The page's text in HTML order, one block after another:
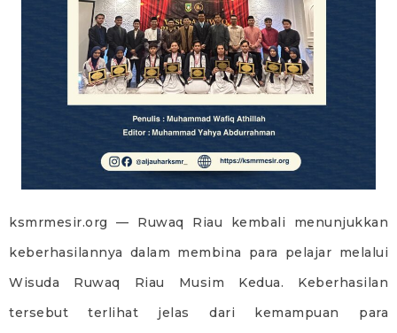
ksmrmesir.org — Ruwaq Riau kembali menunjukkan
keberhasilannya dalam membina para pelajar melalui
Wisuda Ruwaq Riau Musim Kedua. Keberhasilan
tersebut terlihat jelas dari kemampuan para